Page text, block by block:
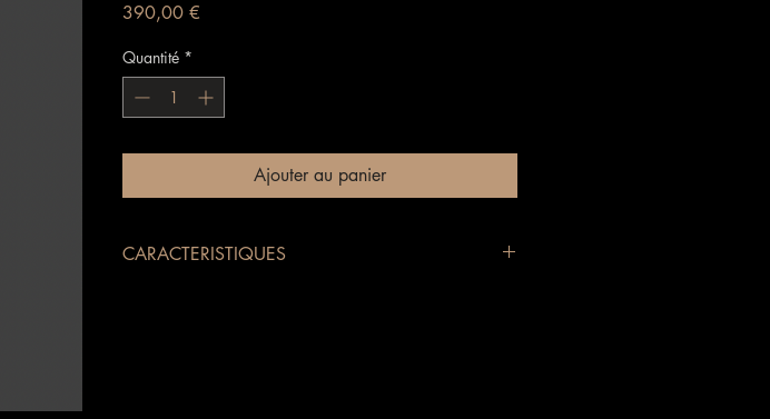
390,00 €
Quantité *
Ajouter au panier
CARACTERISTIQUES